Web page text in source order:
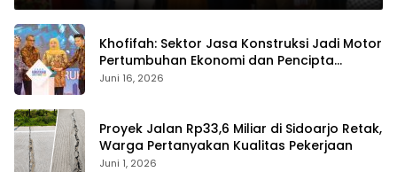
Khofifah: Sektor Jasa Konstruksi Jadi Motor
Pertumbuhan Ekonomi dan Pencipta
Lapangan Kerja
Juni 16, 2026
Proyek Jalan Rp33,6 Miliar di Sidoarjo Retak,
Warga Pertanyakan Kualitas Pekerjaan
Juni 1, 2026